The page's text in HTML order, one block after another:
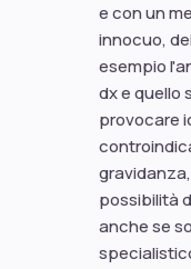
e con un
innocuo,
esempio
dx e quello
provocare
possibilità
anche se